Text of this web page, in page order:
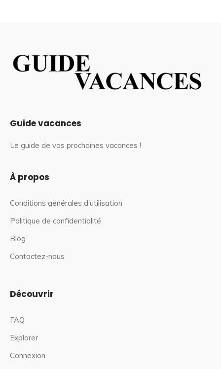
Guide vacances
Le guide de vos prochaines vacances !
À propos
Conditions générales d’utilisation
Politique de confidentialité
Blog
Contactez-nous
Découvrir
FAQ
Explorer
Connexion